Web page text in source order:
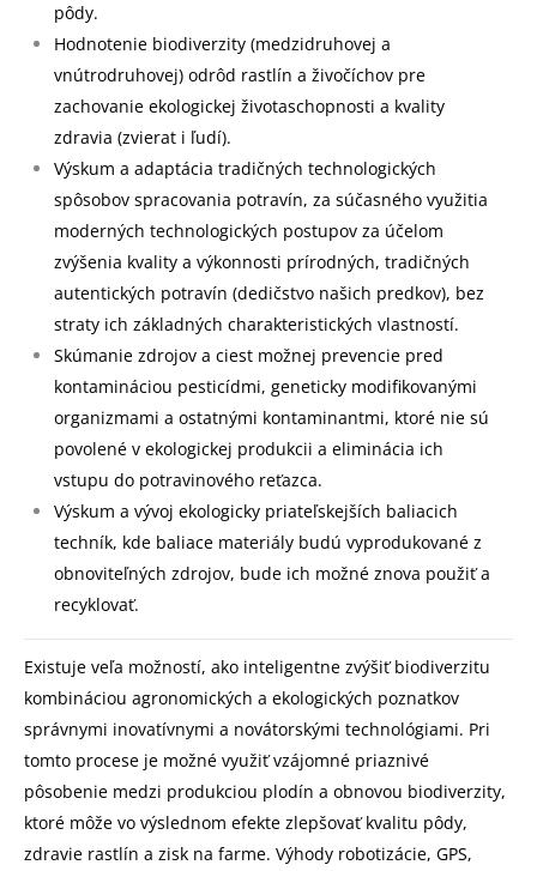
pôdy.
Hodnotenie biodiverzity (medzidruhovej a
vnútrodruhovej) odrôd rastlín a živočíchov pre
zachovanie ekologickej životaschopnosti a kvality
zdravia (zvierat i ľudí).
Výskum a adaptácia tradičných technologických
spôsobov spracovania potravín, za súčasného využitia
moderných technologických postupov za účelom
zvýšenia kvality a výkonnosti prírodných, tradičných
autentických potravín (dedičstvo našich predkov), bez
straty ich základných charakteristických vlastností.
Skúmanie zdrojov a ciest možnej prevencie pred
kontamináciou pesticídmi, geneticky modifikovanými
organizmami a ostatnými kontaminantmi, ktoré nie sú
povolené v ekologickej produkcii a eliminácia ich
vstupu do potravinového reťazca.
Výskum a vývoj ekologicky priateľskejších baliacich
techník, kde baliace materiály budú vyprodukované z
obnoviteľných zdrojov, bude ich možné znova použiť a
recyklovať.
Existuje veľa možností, ako inteligentne zvýšiť biodiverzitu
kombináciou agronomických a ekologických poznatkov
správnymi inovatívnymi a novátorskými technológiami. Pri
tomto procese je možné využiť vzájomné priaznivé
pôsobenie medzi produkciou plodín a obnovou biodiverzity,
ktoré môže vo výslednom efekte zlepšovať kvalitu pôdy,
zdravie rastlín a zisk na farme. Výhody robotizácie, GPS,